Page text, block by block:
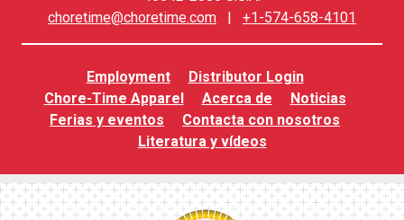
choretime@choretime.com
+1-574-658-4101
Employment
Distributor Login
Chore-Time Apparel
Acerca de
Noticias
Ferias y eventos
Contacta con nosotros
Literatura y vídeos